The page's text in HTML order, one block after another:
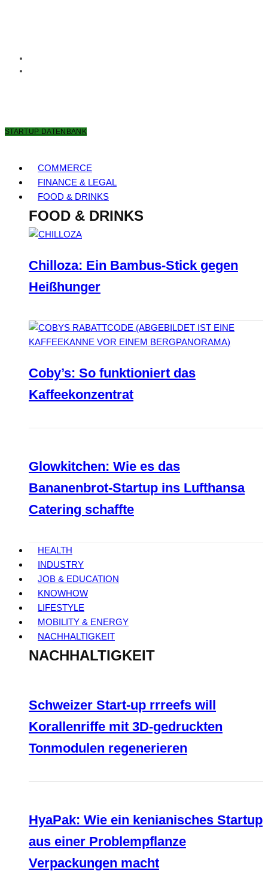
STARTUP DATENBANK
COMMERCE
FINANCE & LEGAL
FOOD & DRINKS
FOOD & DRINKS
Chilloza: Ein Bambus-Stick gegen
Heißhunger
Coby’s: So funktioniert das
Kaffeekonzentrat
Glowkitchen: Wie es das
Bananenbrot-Startup ins Lufthansa
Catering schaffte
HEALTH
INDUSTRY
JOB & EDUCATION
KNOWHOW
LIFESTYLE
MOBILITY & ENERGY
NACHHALTIGKEIT
NACHHALTIGKEIT
Schweizer Start-up rrreefs will
Korallenriffe mit 3D-gedruckten
Tonmodulen regenerieren
HyaPak: Wie ein kenianisches Startup
aus einer Problempflanze
Verpackungen macht